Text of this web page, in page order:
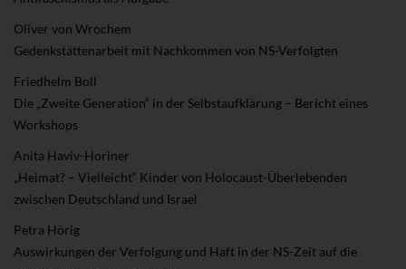
Oliver von Wrochem
Gedenkstättenarbeit mit Nachkommen von NS-Verfolgten
Friedhelm Boll
Die „Zweite Generation“ in der Selbstaufklärung – Bericht eines
Workshops
Anita Haviv-Horiner
„Heimat? – Vielleicht“ Kinder von Holocaust-Überlebenden
zwischen Deutschland und Israel
Petra Hörig
Auswirkungen der Verfolgung und Haft in der NS-Zeit auf die